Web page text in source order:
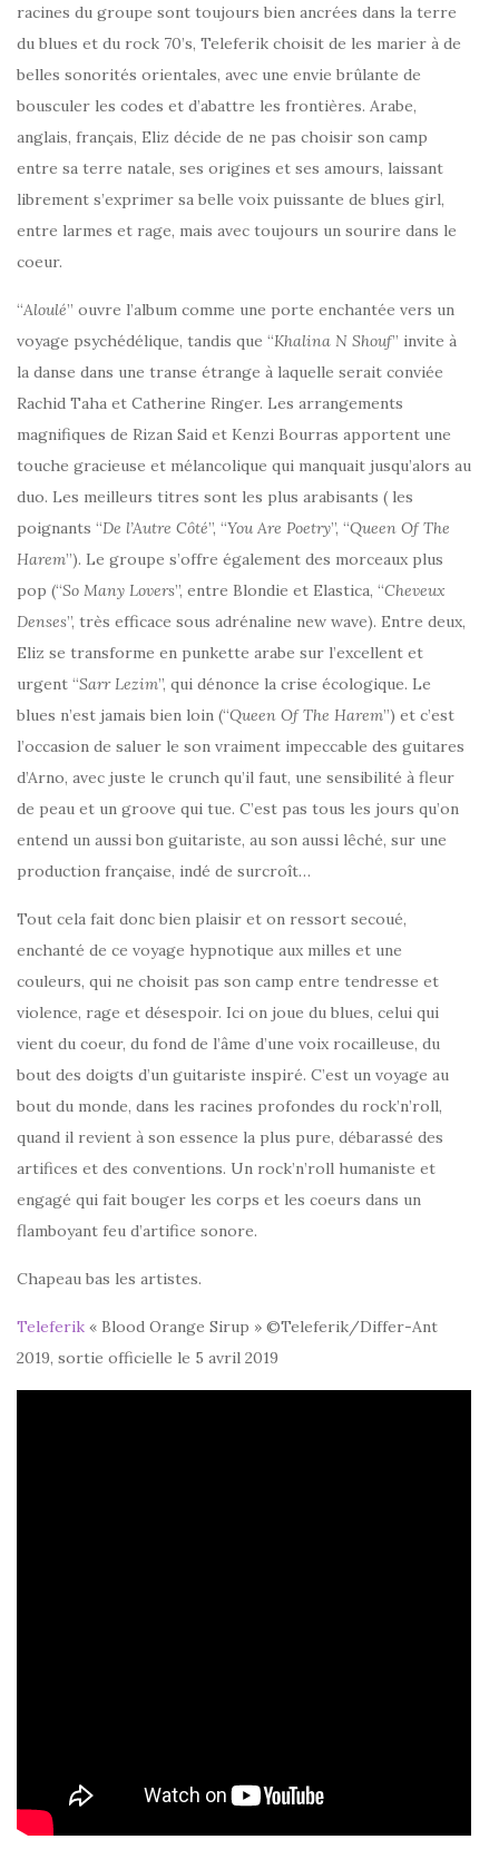
racines du groupe sont toujours bien ancrées dans la terre
du blues et du rock 70’s, Teleferik choisit de les marier à de
belles sonorités orientales, avec une envie brûlante de
bousculer les codes et d’abattre les frontières. Arabe,
anglais, français, Eliz décide de ne pas choisir son camp
entre sa terre natale, ses origines et ses amours, laissant
librement s’exprimer sa belle voix puissante de blues girl,
entre larmes et rage, mais avec toujours un sourire dans le
coeur.
“Aloulé” ouvre l’album comme une porte enchantée vers un
voyage psychédélique, tandis que “Khalina N Shouf” invite à
la danse dans une transe étrange à laquelle serait conviée
Rachid Taha et Catherine Ringer. Les arrangements
magnifiques de Rizan Said et Kenzi Bourras apportent une
touche gracieuse et mélancolique qui manquait jusqu’alors au
duo. Les meilleurs titres sont les plus arabisants ( les
poignants “De l’Autre Côté”, “You Are Poetry”, “Queen Of The
Harem”). Le groupe s’offre également des morceaux plus
pop (“So Many Lovers”, entre Blondie et Elastica, “Cheveux
Denses”, très efficace sous adrénaline new wave). Entre deux,
Eliz se transforme en punkette arabe sur l’excellent et
urgent “Sarr Lezim”, qui dénonce la crise écologique. Le
blues n’est jamais bien loin (“Queen Of The Harem”) et c’est
l’occasion de saluer le son vraiment impeccable des guitares
d’Arno, avec juste le crunch qu’il faut, une sensibilité à fleur
de peau et un groove qui tue. C’est pas tous les jours qu’on
entend un aussi bon guitariste, au son aussi lêché, sur une
production française, indé de surcroît…
Tout cela fait donc bien plaisir et on ressort secoué,
enchanté de ce voyage hypnotique aux milles et une
couleurs, qui ne choisit pas son camp entre tendresse et
violence, rage et désespoir. Ici on joue du blues, celui qui
vient du coeur, du fond de l’âme d’une voix rocailleuse, du
bout des doigts d’un guitariste inspiré. C’est un voyage au
bout du monde, dans les racines profondes du rock’n’roll,
quand il revient à son essence la plus pure, débarassé des
artifices et des conventions. Un rock’n’roll humaniste et
engagé qui fait bouger les corps et les coeurs dans un
flamboyant feu d’artifice sonore.
Chapeau bas les artistes.
Teleferik « Blood Orange Sirup » ©Teleferik/Differ-Ant
2019, sortie officielle le 5 avril 2019